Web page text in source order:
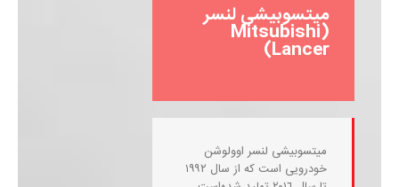
میتسوبیشی لنسر
(Mitsubishi
Lancer)
میتسوبیشی لنسر اوولوشن
خودرویی است که از سال ۱۹۹۲